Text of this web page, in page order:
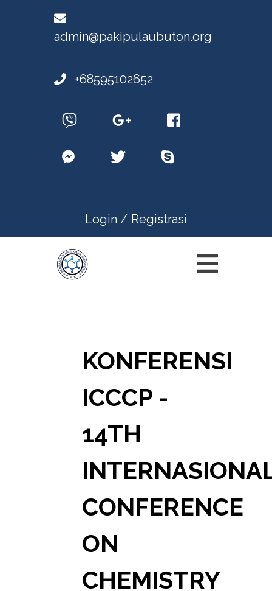
admin@pakipulaubuton.org
+68595102652
Login / Registrasi
KONFERENSI
ICCCP -
14TH
CONFERENCE
ON
CHEMISTRY